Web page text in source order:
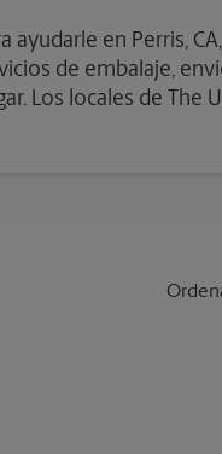
ayudarle en Perris,
de embalaje,
Los locales de The